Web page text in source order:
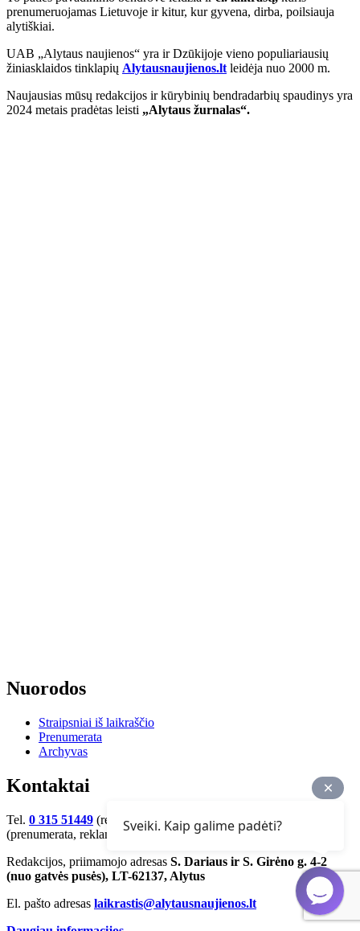
prenumeruojamas Lietuvoje ir kitur, kur gyvena, dirba, poilsiauja
alytiškiai.
UAB „Alytaus naujienos“ yra ir Dzūkijoje vieno populiariausių
žiniasklaidos tinklapių Alytausnaujienos.lt leidėja nuo 2000 m.
Naujausias mūsų redakcijos ir kūrybinių bendradarbių spaudinys yra
2024 metais pradėtas leisti „Alytaus žurnalas“.
Nuorodos
Straipsniai iš laikraščio
Prenumerata
Archyvas
Kontaktai
Tel. 0 315 51449 (redakcija, žurnalistai). Tel.
0 315 51956
(prenumerata, reklama, skelbimai)
Redakcijos, priimamojo adresas S. Dariaus ir S. Girėno g. 4-2
(nuo gatvės pusės), LT-62137, Alytus
El. pašto adresas laikrastis@alytausnaujienos.lt
Sveiki. Kaip galime padėti?